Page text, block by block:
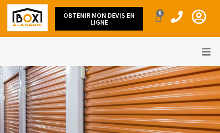
OBTENIR MON DEVIS EN
LIGNE
0